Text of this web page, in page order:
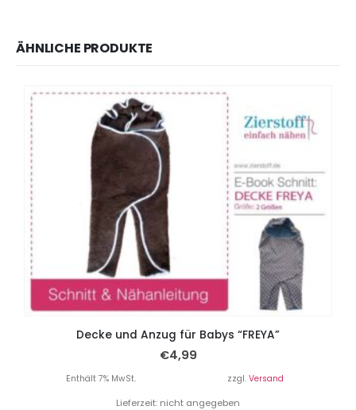
ÄHNLICHE PRODUKTE
Decke und Anzug für Babys “FREYA”
€4,99
Enthält 7% MwSt. zzgl. Versand
Lieferzeit: nicht angegeben